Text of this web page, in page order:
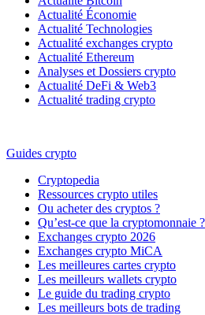
Actualité Économie
Actualité Technologies
Actualité exchanges crypto
Actualité Ethereum
Analyses et Dossiers crypto
Actualité DeFi & Web3
Actualité trading crypto
Guides crypto
Cryptopedia
Ressources crypto utiles
Ou acheter des cryptos ?
Qu’est-ce que la cryptomonnaie ?
Exchanges crypto 2026
Exchanges crypto MiCA
Les meilleures cartes crypto
Les meilleurs wallets crypto
Le guide du trading crypto
Les meilleurs bots de trading